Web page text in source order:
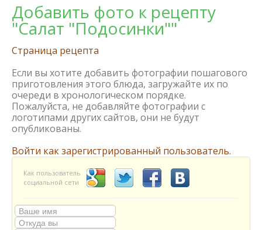
Добавить фото к рецепту
"Салат "Подосинки""
Страница рецепта
Если вы хотите добавить фотографии пошагового
приготовления этого блюда, загружайте их по
очереди в хронологическом порядке.
Пожалуйста, не добавляйте фотографии с
логотипами других сайтов, они не будут
опубликованы.
Войти как зарегистрированный пользователь.
Как пользователь
социальной сети